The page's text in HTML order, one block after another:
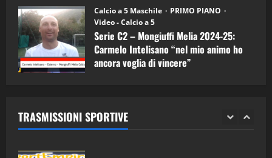
Calcio a 5 Maschile
PRIMO PIANO
Video - Calcio a 5
Serie C2 – Mongiuffi Melia 2024-25:
Carmelo Intelisano “nel mio animo ho
ancora voglia di vincere”
TRASMISSIONI SPORTIVE
1
“SportEmpire” in Podcast: 30^ Puntata
(Martedi 05 Maggio 2026)
08/05/2026
2 28/04/2026